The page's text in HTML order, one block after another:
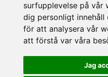
surfupplevelse på vår
dig personligt innehåll
för att analysera vår
att förstå var våra
Jag